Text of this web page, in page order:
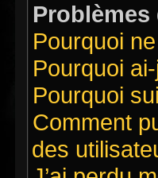
Pourquoi
Pourquoi
Pourquoi
Comment
des